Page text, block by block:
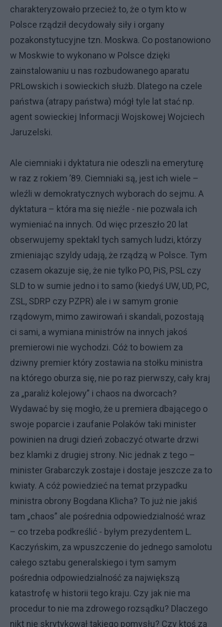
charakteryzowało przecież to, że o tym kto w
Polsce rządził decydowały siły i organy
pozakonstytucyjne tzn. Moskwa. Co postanowiono
w Moskwie to wykonano w Polsce dzięki
zainstalowaniu u nas rozbudowanego aparatu
PRLowskich i sowieckich służb. Dlatego na czele
państwa (atrapy państwa) mógł tyle lat stać np.
agent sowieckiej Informacji Wojskowej Wojciech
Jaruzelski.
Ale ciemniaki i dyktatura nie odeszli na emeryturę
w raz z rokiem ’89. Ciemniaki są, jest ich wiele –
wleźli w demokratycznych wyborach do sejmu. A
dyktatura – która ma się nieźle - nie pozwala ich
wymieniać na innych. Od więc przeszło 20 lat
obserwujemy spektakl tych samych ludzi, którzy
zmieniając szyldy udają, że rządzą w Polsce. Tym
czasem okazuje się, że nie tylko PO, PiS, PSL czy
SLD to w sumie jedno i to samo (kiedyś UW, UD, PC,
ZSL, SDRP czy PZPR) ale i w samym gronie
rządowym, mimo zawirowań i skandali, pozostają
ci sami, a wymiana ministrów na innych jakoś
premierowi nie wychodzi. Cóż to bowiem za
dziwny premier który zostawia na stołku ministra
na którego oburza się, nie po raz pierwszy, cały kraj
za „paraliż kolejowy” i chaos na dworcach?
Wydawać by się mogło, że u premiera dbającego o
swoje poparcie i zaufanie Polaków taki minister
powinien na drugi dzień zobaczyć otwarte drzwi
bez klamki z drugiej strony. Nic jednak z tego –
minister Grabarczyk zostaje i dostaje jeszcze za to
kwiaty. A cóż powiedzieć na temat przypadku
ministra obrony Bogdana Klicha? To już nie jakiś
tam „chaos” ale pośrednia odpowiedzialność wraz
– co trzeba podkreślić - byłym prezydentem L.
Kaczyńskim, za wpuszczenie do jednego samolotu
całego sztabu generalskiego i tym samym
pośrednia odpowiedzialność za największą
katastrofę w historii tego kraju. Czy jak nie ma
procedur to nie ma zdrowego rozsądku? Dlaczego
nikt nie skrytykował takiego pomysłu? Czy ktoś za